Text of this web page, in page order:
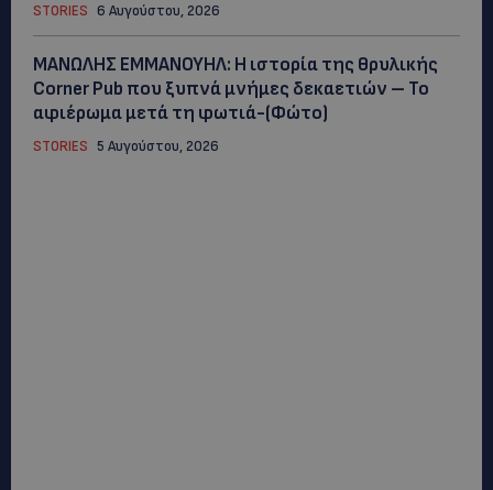
STORIES 6 Αυγούστου, 2026
ΜΑΝΩΛΗΣ ΕΜΜΑΝΟΥΗΛ: Η ιστορία της θρυλικής
Corner Pub που ξυπνά μνήμες δεκαετιών – Το
αφιέρωμα μετά τη φωτιά-(Φώτο)
STORIES 5 Αυγούστου, 2026